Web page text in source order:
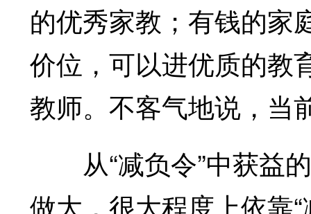
的优秀家教；有钱的家
价位，可以进优质的教
教师。不客气地说，当
从“减负令”中获益的
做大，很大程度上依靠